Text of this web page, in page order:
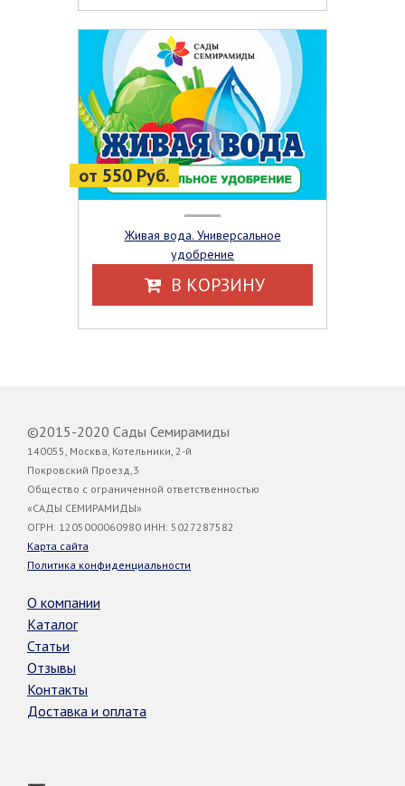
от 550 Руб.
Живая вода. Универсальное
удобрение
В КОРЗИНУ
©2015-2020 Сады Семирамиды
140055, Москва, Котельники, 2-й
Покровский Проезд,3
Общество с ограниченной ответственностью
«САДЫ СЕМИРАМИДЫ»
ОГРН: 1205000060980 ИНН: 5027287582
Карта сайта
Политика конфиденциальности
О компании
Каталог
Статьи
Отзывы
Контакты
Доставка и оплата